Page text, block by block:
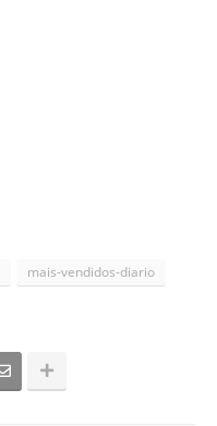
mais-vendidos-diario